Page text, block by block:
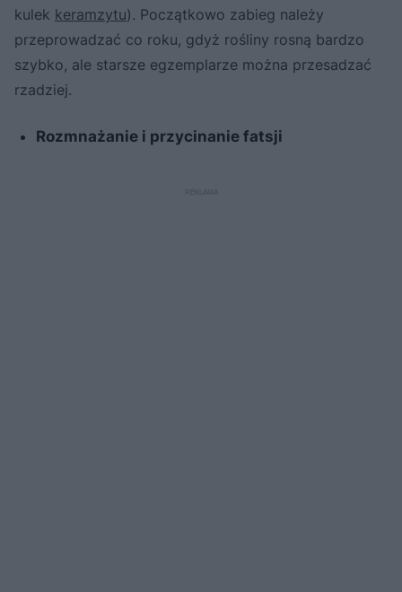
kulek keramzytu). Początkowo zabieg należy
przeprowadzać co roku, gdyż rośliny rosną bardzo
szybko, ale starsze egzemplarze można przesadzać
rzadziej.
Rozmnażanie i przycinanie fatsji